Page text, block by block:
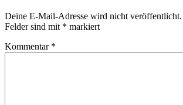
Deine E-Mail-Adresse wird nicht veröffentlicht.
Felder sind mit * markiert
Kommentar *